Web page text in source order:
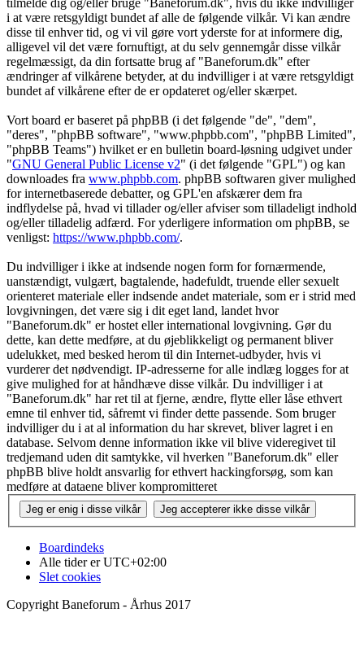
tilmelde dig og/eller bruge "Baneforum.dk", hvis du ikke indvilliger
i at være retsgyldigt bundet af alle de følgende vilkår. Vi kan ændre
disse til enhver tid, og vi vil gøre vort yderste for at informere dig,
alligevel vil det være fornuftigt, at du selv gennemgår disse vilkår
regelmæssigt, da din fortsatte brug af "Baneforum.dk" efter
ændringer af vilkårene betyder, at du indvilliger i at være retsgyldigt
bundet af vilkårene efter de er opdateret og/eller skærpet.
Vort board er baseret på phpBB (i det følgende "de", "dem",
"deres", "phpBB software", "www.phpbb.com", "phpBB Limited",
"phpBB Teams") hvilket er en bulletin board-løsning udgivet under
"GNU General Public License v2" (i det følgende "GPL") og kan
downloades fra www.phpbb.com. phpBB softwaren giver mulighed
for internetbaserede debatter, og GPL'en afskærer dem fra
indflydelse på, hvad vi tillader og/eller afviser som tilladeligt indhold
og/eller tilladelig adfærd. For yderligere information om phpBB, se
venligst: https://www.phpbb.com/.
Du indvilliger i ikke at indsende nogen form for fornærmende,
uanstændigt, vulgært, bagtalende, hadefuldt, truende eller sexuelt
orienteret materiale eller indsende andet materiale, som er i strid med
lovgivningen, det være sig i dit eget land, landet hvor
"Baneforum.dk" er hostet eller international lovgivning. Gør du
dette, kan dette medføre, at du øjeblikkeligt og permanent bliver
udelukket, med besked herom til din Internet-udbyder, hvis vi
vurderer det nødvendigt. IP-adresserne for alle indlæg logges for at
give mulighed for at håndhæve disse vilkår. Du indvilliger i at
"Baneforum.dk" har ret til at fjerne, ændre, flytte eller låse ethvert
emne til enhver tid, såfremt vi finder dette passende. Som bruger
indvilliger du i at al information du har skrevet, bliver lagret i en
database. Selvom denne information ikke vil blive videregivet til
tredjemand uden dit samtykke, vil hverken "Baneforum.dk" eller
phpBB blive holdt ansvarlig for ethvert hackingforsøg, som kan
medføre at dataene bliver kompromitteret
Boardindeks
Alle tider erUTC+02:00
Slet cookies
Copyright Baneforum - Århus 2017